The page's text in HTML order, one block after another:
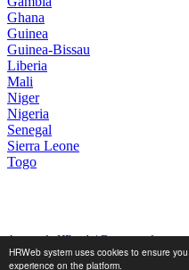
HRWeb system uses cookies to ensure
experience on the platform.
Ghana
Guinea
Guinea-Bissau
Liberia
Mali
Niger
Nigeria
Senegal
Sierra Leone
Togo
Acerca de HRweb|Descargo de